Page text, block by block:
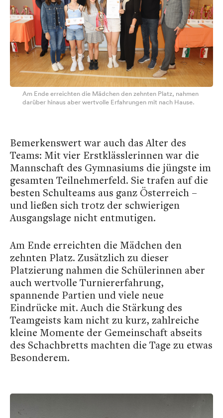
Am Ende erreichten die Mädchen den zehnten Platz, nahmen
darüber hinaus aber wertvolle Erfahrungen mit nach Hause.
Bemerkenswert war auch das Alter des
Teams: Mit vier Erstklässlerinnen war die
Mannschaft des Gymnasiums die jüngste im
gesamten Teilnehmerfeld. Sie trafen auf die
besten Schulteams aus ganz Österreich –
und ließen sich trotz der schwierigen
Ausgangslage nicht entmutigen.
Am Ende erreichten die Mädchen den
zehnten Platz. Zusätzlich zu dieser
Platzierung nahmen die Schülerinnen aber
auch wertvolle Turniererfahrung,
spannende Partien und viele neue
Eindrücke mit. Auch die Stärkung des
Teamgeists kam nicht zu kurz, zahlreiche
kleine Momente der Gemeinschaft abseits
des Schachbretts machten die Tage zu etwas
Besonderem.